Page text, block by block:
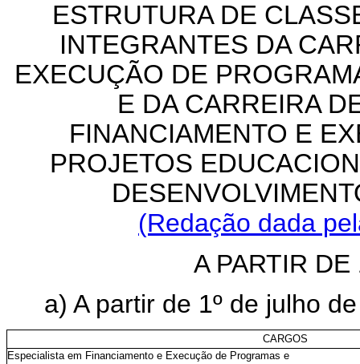
ESTRUTURA DE
INTEGRANTES DA
EXECUÇÃO DE
E DA CARREIRA
FINANCIAMENTO E
PROJETOS
(Redação dada
A PARTIR DE
a) A partir de 1º de julho
CARGOS
Especialista em Financiamento e Execução de Programas e